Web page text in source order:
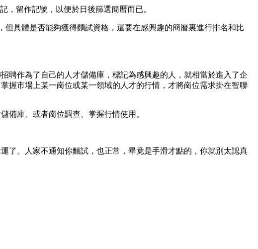
，留作記號，以便於日後篩選簡曆而已。
具體是否能夠獲得麵試資格，還要在感興趣的簡曆裏進行排名和比
聘作為了自己的人才儲備庫，標記為感興趣的人，就相當於進入了企
握市場上某一崗位或某一領域的人才的行情，才將崗位需求掛在智聯
備庫、或者崗位調查、掌握行情使用。
了。人家不通知你麵試，也正常，畢竟是手滑才點的，你就別太認真